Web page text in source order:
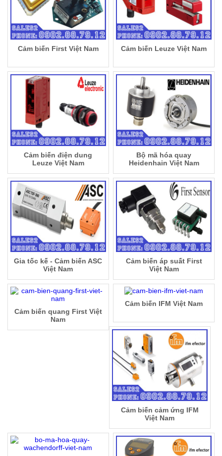
Cảm biến First Việt Nam Cảm biến Leuze Việt Nam
Cảm biến điện dung
Leuze Việt Nam
Bộ mã hóa quay
Heidenhain Việt Nam
Gia tốc kế - Cảm biến ASC
Việt Nam
Cảm biến áp suất First
Việt Nam
Cảm biến quang First Việt
Nam
Cảm biến IFM Việt Nam
Cảm biến cảm ứng IFM
Việt Nam